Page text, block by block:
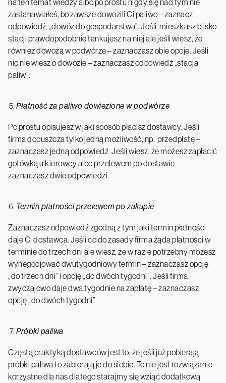
na ten temat wiedzy albo po prostu nigdy się nad tym nie
zastanawiałeś, bo zawsze dowozili Ci paliwo – zaznacz
odpowiedź „dowóz do gospodarstwa”. Jeśli mieszkasz blisko
stacji prawdopodobnie tankujesz na niej ale jeśli wiesz, że
również dowożą w podwórze – zaznaczasz obie opcje. Jeśli
nic nie wiesz o dowozie – zaznaczasz odpowiedź „stacja
paliw”.
Płatność za paliwo dowiezione w podwórze
Po prostu opisujesz w jaki sposób płacisz dostawcy. Jeśli
firma dopuszcza tylko jedną możliwość, np. przedpłatę –
zaznaczasz jedną odpowiedź. Jeśli wiesz, że możesz zapłacić
gotówką u kierowcy albo przelewem po dostawie –
zaznaczasz dwie odpowiedzi.
Termin płatności przelewem po zakupie
Zaznaczasz odpowiedź zgodną z tym jaki termin płatności
daje Ci dostawca. Jeśli co do zasady firma żąda płatności w
terminie do trzech dni ale wiesz, że w razie potrzebny możesz
wynegocjować dwutygodniowy termin – zaznaczasz opcję
„do trzech dni” i opcję „do dwóch tygodni”. Jeśli firma
zwyczajowo daje dwa tygodnie na zapłatę – zaznaczasz
opcję „do dwóch tygodni”.
Próbki paliwa
Częstą praktyką dostawców jest to, że jeśli już pobierają
próbki paliwa to zabierają je do siebie. To nie jest rozwiązanie
korzystne dla nas dlatego starajmy się wziąć dodatkową